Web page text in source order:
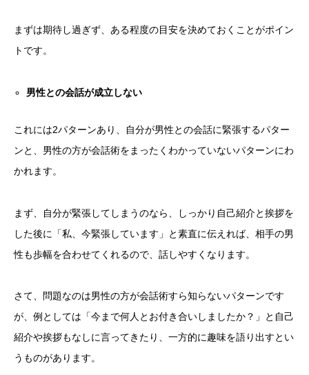
まずは期待し過ぎず、ある程度の目安を決めておくことがポイン
トです。
男性との会話が成立しない
これには2パターンあり、自分が男性との会話に緊張するパター
ンと、男性の方が会話術をまったくわかっていないパターンにわ
かれます。
まず、自分が緊張してしまうのなら、しっかり自己紹介と挨拶を
した後に「私、今緊張しています」と素直に伝えれば、相手の男
性も歩幅を合わせてくれるので、話しやすくなります。
さて、問題なのは男性の方が会話術すら知らないパターンです
が、例としては「今まで何人とお付き合いしましたか？」と自己
紹介や挨拶もなしに言ってきたり、一方的に趣味を語り出すとい
うものがあります。